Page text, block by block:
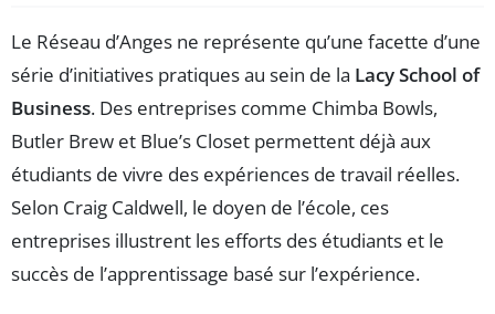
Le Réseau d’Anges ne représente qu’une facette d’une
série d’initiatives pratiques au sein de la Lacy School of
Business. Des entreprises comme Chimba Bowls,
Butler Brew et Blue’s Closet permettent déjà aux
étudiants de vivre des expériences de travail réelles.
Selon Craig Caldwell, le doyen de l’école, ces
entreprises illustrent les efforts des étudiants et le
succès de l’apprentissage basé sur l’expérience.